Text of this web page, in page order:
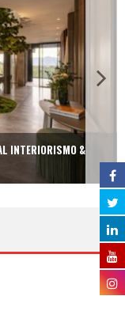
INTERIORISMO &